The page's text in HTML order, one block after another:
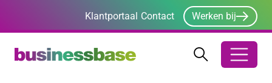
Klantportaal Contact Werken bij
Zoeken Zoeken